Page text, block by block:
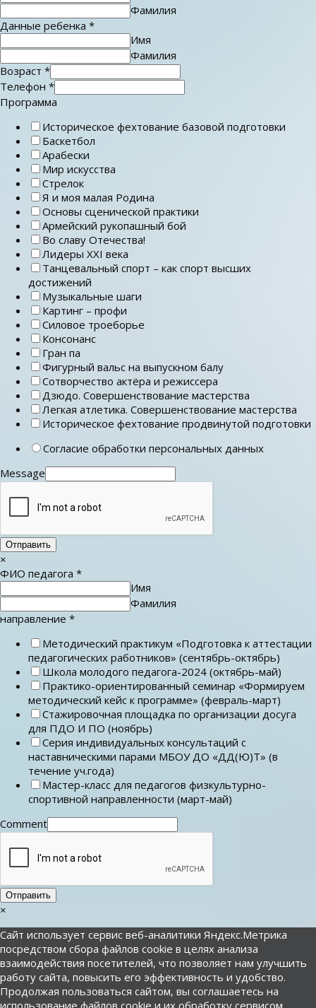
Фамилия
Данные ребенка *
Имя
Фамилия
Возраст *
Телефон *
Программа
Историческое фехтование базовой подготовки
Баскетбол
Арабески
Мир искусства
Стрелок
Я и моя малая Родина
Основы сценической практики
Армейский рукопашный бой
Во славу Отечества!
Лидеры ХХI века
Танцевальный спорт – как спорт высших
достижений
Музыкальные шаги
Картинг – профи
Силовое троеборье
Консонанс
Гран па
Фигурный вальс на выпускном балу
Сотворчество актёра и режиссера
Дзюдо. Совершенствование мастерства
Легкая атлетика. Совершенствование мастерства
Историческое фехтование продвинутой подготовки
Согласие обработки персональных данных
Message
Отправить
×
ФИО педагога *
Имя
Фамилия
направление *
Методический практикум «Подготовка к аттестации
педагогических работников» (сентябрь-октябрь)
Школа молодого педагога-2024 (октябрь-май)
Практико-ориентированный семинар «Формируем
методический кейс к программе» (февраль-март)
Стажировочная площадка по организации досуга
для ПДО И ПО (ноябрь)
Серия индивидуальных консультаций с
наставническими парами МБОУ ДО «ДД(Ю)Т» (в
течение уч.года)
Мастер-класс для педагогов физкультурно-
спортивной направленности (март-май)
Comment
Отправить
×
Сайт использует сервис веб-аналитики Яндекс.Метрика
посредством сбора файлов cookie в целях анализа
взаимодействия посетителей, что позволяет нам улучшить
работу сайта, повысить его эффективность и удобство.
Продолжая пользоваться сайтом, вы соглашаетесь на
использование файлов cookie и их обработку сервисом